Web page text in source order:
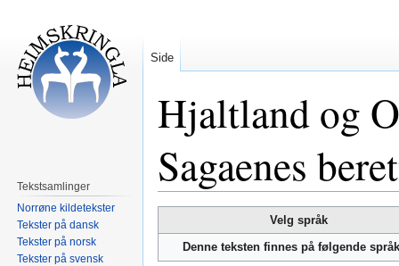
Hjaltland og
Sagaenes
til
navigering
til
Velg språk
Denne teksten finnes på følgende
Side
Tekstsamlinger
Norrøne kildetekster
Tekster på dansk
Tekster på norsk
Tekster på svensk